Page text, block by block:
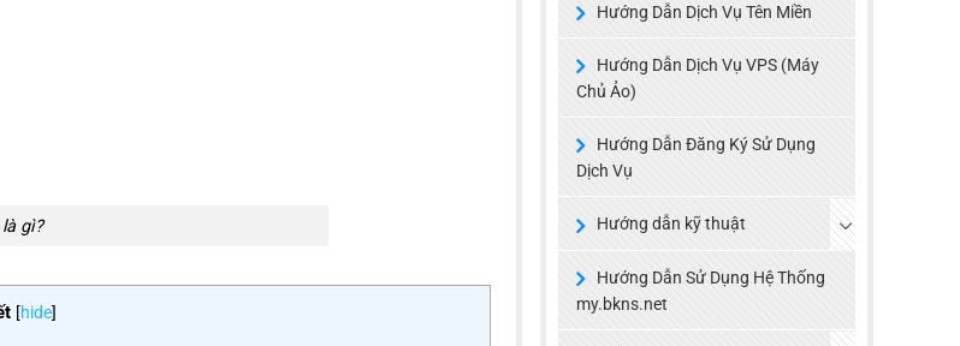
gì?
[hide]
Hướng Dẫn Dịch Vụ Tên Miền
Hướng Dẫn Dịch Vụ VPS (Máy
Chủ Ảo)
Hướng Dẫn Đăng Ký Sử Dụng
Dịch Vụ
Hướng dẫn kỹ thuật
Hướng Dẫn Sử Dụng Hệ Thống
my.bkns.net